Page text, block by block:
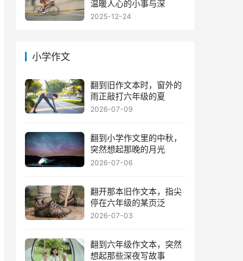
温暖人心的小事与深
2025-12-24
小学作文
翻到旧作文本时，窗外的
雨正敲打六年级的夏
2026-07-09
翻到小学作文里的中秋，
突然想起那晚的月光
2026-07-06
翻开那本旧作文本，指尖
停在六年级的某页泛
2026-07-03
翻到六年级作文本，突然
想起那些深夜写故事